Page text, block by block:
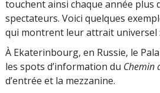
touchent ainsi chaque année plus
spectateurs. Voici quelques
qui montrent leur attrait universel :
À Ekaterinbourg, en Russie, le
les spots d’information du Chemin
d’entrée et la mezzanine.